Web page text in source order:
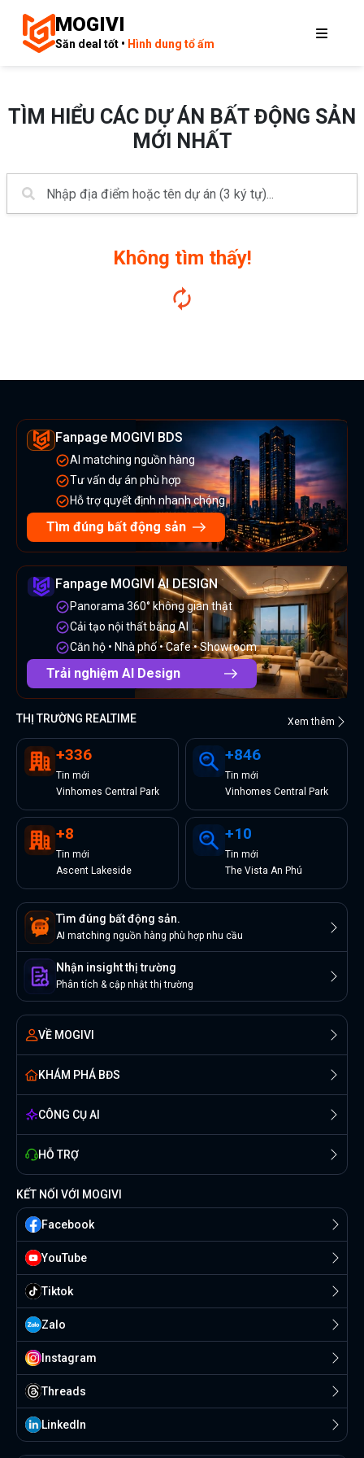
MOGIVI
Săn deal tốt • Hình dung tổ ấm
TÌM HIỂU CÁC DỰ ÁN BẤT ĐỘNG SẢN
MỚI NHẤT
Không tìm thấy!
Fanpage MOGIVI BDS
AI matching nguồn hàng
Tư vấn dự án phù hợp
Hỗ trợ quyết định nhanh chóng
Tìm đúng bất động sản
Fanpage MOGIVI AI DESIGN
Panorama 360° không gian thật
Cải tạo nội thất bằng AI
Căn hộ • Nhà phố • Cafe • Showroom
Trải nghiệm AI Design
THỊ TRƯỜNG REALTIME Xem thêm
+336
Tin mới
Vinhomes Central Park
+846
Tin mới
Vinhomes Central Park
+8
Tin mới
Ascent Lakeside
+10
Tin mới
The Vista An Phú
Tìm đúng bất động sản.
AI matching nguồn hàng phù hợp nhu cầu
Nhận insight thị trường
Phân tích & cập nhật thị trường
VỀ MOGIVI
KHÁM PHÁ BĐS
CÔNG CỤ AI
HỖ TRỢ
KẾT NỐI VỚI MOGIVI
Facebook
YouTube
Tiktok
Zalo
Instagram
Threads
Linkedln